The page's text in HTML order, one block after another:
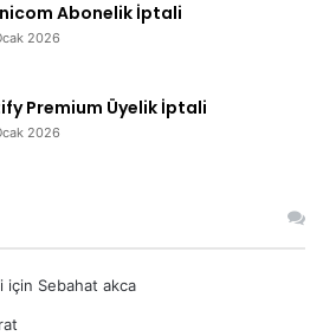
Abonelik İptali
2026
Premium Üyelik İptali
2026
için Sebahat akca